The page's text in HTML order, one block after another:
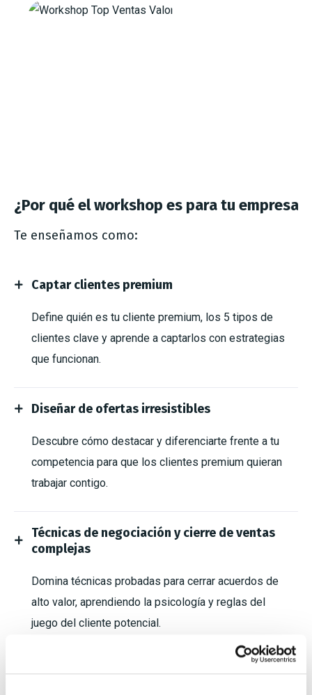
¿Por qué el workshop es para tu empresa?
Te enseñamos como:
Captar clientes premium
Define quién es tu cliente premium, los 5 tipos de
clientes clave y aprende a captarlos con estrategias
que funcionan.
Diseñar de ofertas irresistibles
Descubre cómo destacar y diferenciarte frente a tu
competencia para que los clientes premium quieran
trabajar contigo.
Técnicas de negociación y cierre de ventas
complejas
Domina técnicas probadas para cerrar acuerdos de
alto valor, aprendiendo la psicología y reglas del
juego del cliente potencial.
Automatización y escalabilidad con IA